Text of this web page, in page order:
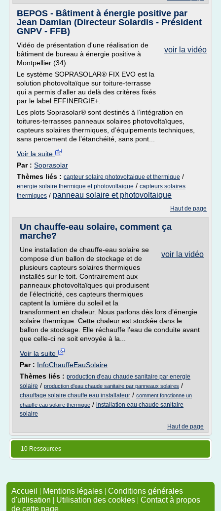
BEPOS - Bâtiment à énergie positive par
Jean Damian (Directeur Solardis - Président
GNPV - FFB)
voir la vidéo
Vidéo de présentation d'une réalisation de
bâtiment de bureau à énergie positive à
Montpellier (34).
Le système SOPRASOLAR® FIX EVO est la
solution photovoltaïque sur toiture-terrasse
qui a permis d'aller au delà des critères fixés
par le label EFFINERGIE+.
Les plots Soprasolar® sont destinés à l’intégration en
toitures-terrasses panneaux solaires photovoltaïques,
capteurs solaires thermiques, d’équipements techniques,
sans percement de l’étanchéité, sans pont...
Voir la suite
Par : Soprasolar
Thèmes liés : capteur solaire photovoltaique et thermique /
energie solaire thermique et photovoltaique / capteurs solaires
thermiques / panneau solaire et photovoltaique
Haut de page
Un chauffe-eau solaire, comment ça
marche?
voir la vidéo
Une installation de chauffe-eau solaire se
compose d’un ballon de stockage et de
plusieurs capteurs solaires thermiques
installés sur le toit. Contrairement aux
panneaux photovoltaïques qui produisent
de l’électricité, ces capteurs thermiques
captent la lumière du soleil et la
transforment en chaleur. Nous parlons dès lors d’énergie
solaire thermique. Cette chaleur est stockée dans le
ballon de stockage. Elle réchauffe l’eau de conduite avant
que celle-ci ne soit envoyée à la...
Voir la suite
Par : InfoChauffeEauSolaire
Thèmes liés : production d'eau chaude sanitaire par energie
solaire / production d'eau chaude sanitaire par panneaux solaires /
chauffage solaire chauffe eau installateur / comment fonctionne un
chauffe eau solaire thermique / installation eau chaude sanitaire
solaire
Haut de page
10 Ressources
Accueil | Mentions légales | Conditions générales
d'utilisation | Utilisation des cookies | Contact à propos
de cette page